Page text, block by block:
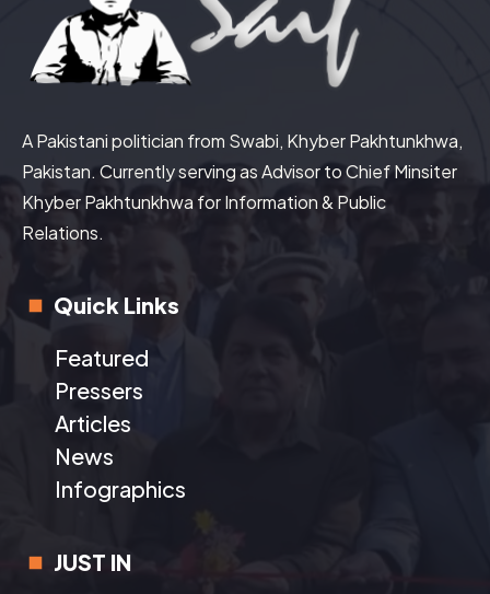
A Pakistani politician from Swabi, Khyber Pakhtunkhwa,
Pakistan. Currently serving as Advisor to Chief Minsiter
Khyber Pakhtunkhwa for Information & Public
Relations.
Quick Links
Featured
Pressers
Articles
News
Infographics
JUST IN